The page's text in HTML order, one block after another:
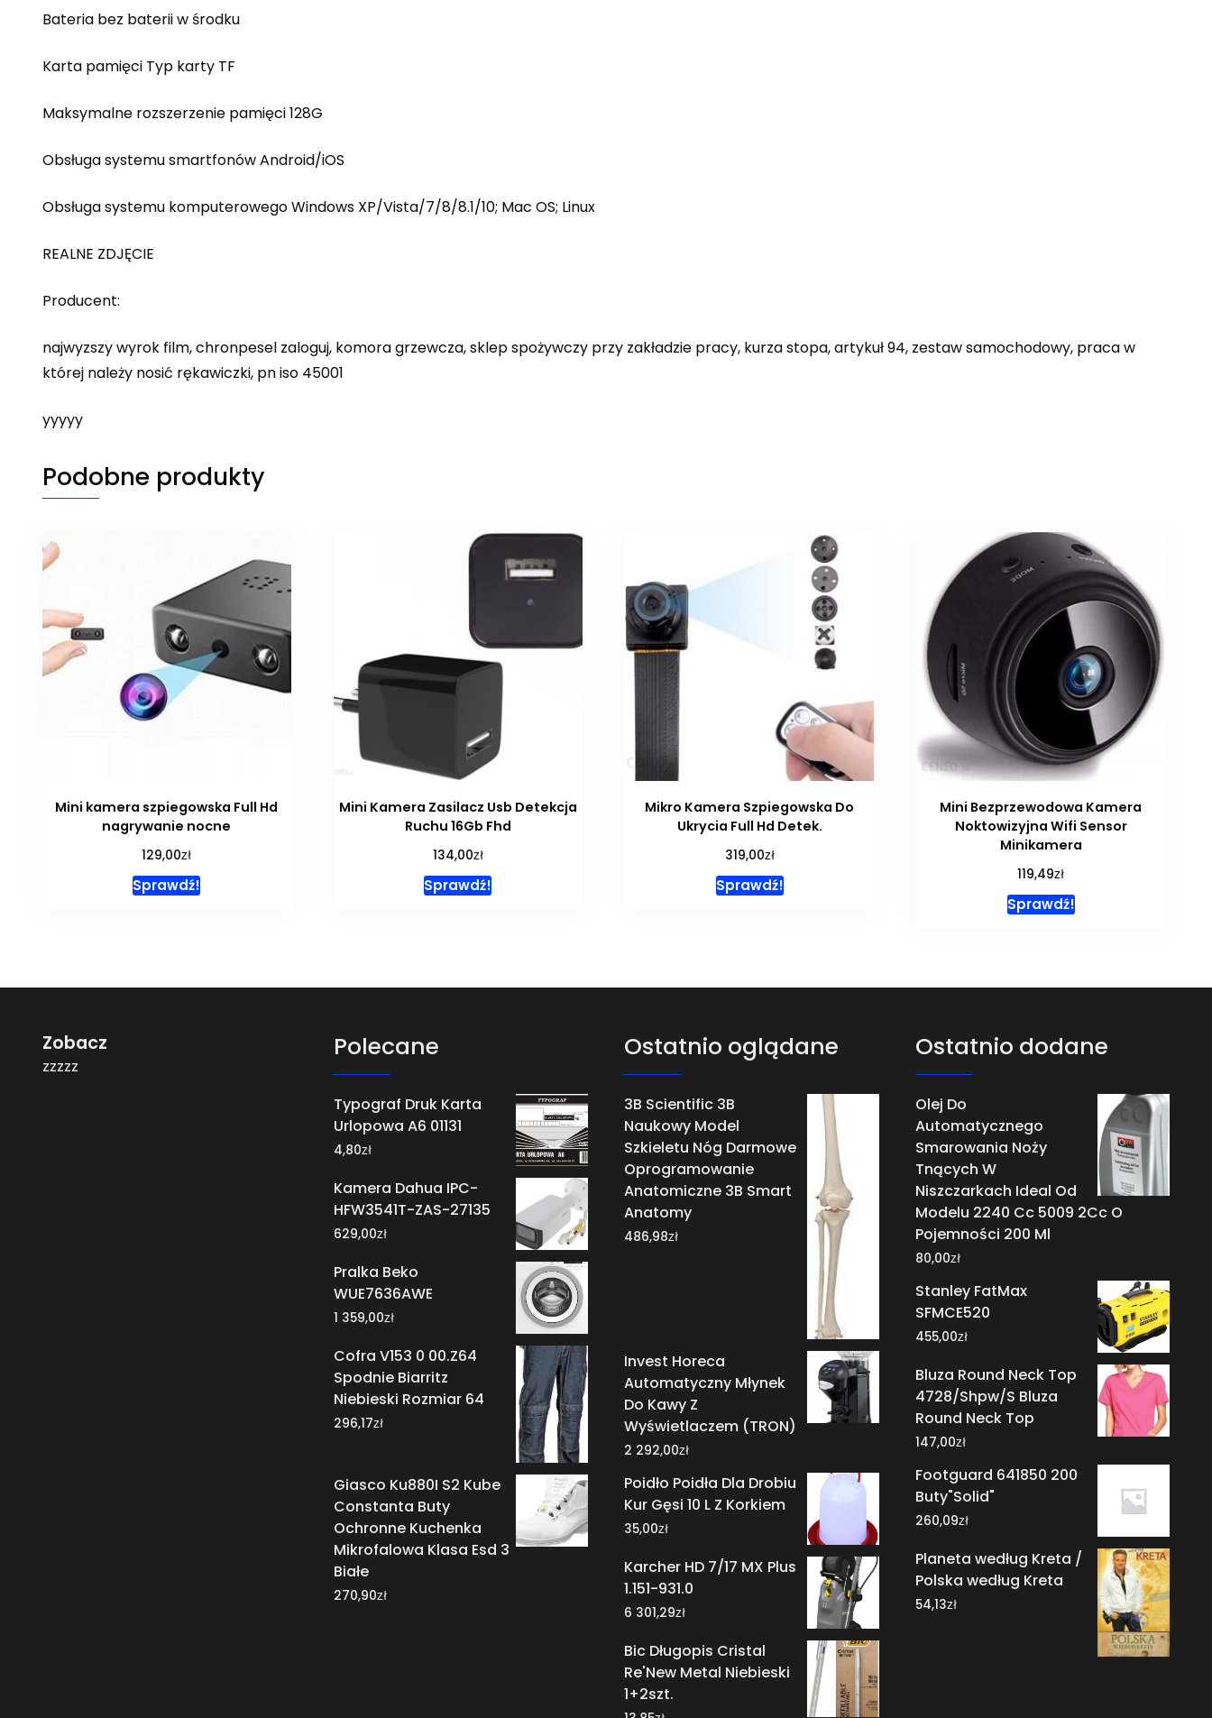
Bateria bez baterii w środku
Karta pamięci Typ karty TF
Maksymalne rozszerzenie pamięci 128G
Obsługa systemu smartfonów Android/iOS
Obsługa systemu komputerowego Windows XP/Vista/7/8/8.1/10; Mac OS; Linux
REALNE ZDJĘCIE
Producent:
najwyzszy wyrok film, chronpesel zaloguj, komora grzewcza, sklep spożywczy przy zakładzie pracy, kurza stopa, artykuł 94, zestaw samochodowy, praca w
której należy nosić rękawiczki, pn iso 45001
yyyyy
Podobne produkty
Mini kamera szpiegowska Full Hd
nagrywanie nocne
129,00zł
Sprawdź!
Mini Kamera Zasilacz Usb Detekcja
Ruchu 16Gb Fhd
134,00zł
Sprawdź!
Mikro Kamera Szpiegowska Do
Ukrycia Full Hd Detek.
319,00zł
Sprawdź!
Mini Bezprzewodowa Kamera
Noktowizyjna Wifi Sensor
Minikamera
119,49zł
Sprawdź!
Zobacz
zzzzz
Polecane
Typograf Druk Karta
Urlopowa A6 01131
4,80zł
Kamera Dahua IPC-
HFW3541T-ZAS-27135
629,00zł
Pralka Beko
WUE7636AWE
1 359,00zł
Cofra V153 0 00.Z64
Spodnie Biarritz
Niebieski Rozmiar 64
296,17zł
Giasco Ku880I S2 Kube
Constanta Buty
Ochronne Kuchenka
Mikrofalowa Klasa Esd 3
Białe
270,90zł
Ostatnio oglądane
3B Scientific 3B
Naukowy Model
Szkieletu Nóg Darmowe
Oprogramowanie
Anatomiczne 3B Smart
Anatomy
486,98zł
Invest Horeca
Automatyczny Młynek
Do Kawy Z
Wyświetlaczem (TRON)
2 292,00zł
Poidło Poidła Dla Drobiu
Kur Gęsi 10 L Z Korkiem
35,00zł
Karcher HD 7/17 MX Plus
1.151-931.0
6 301,29zł
Bic Długopis Cristal
Re'New Metal Niebieski
1+2szt.
Ostatnio dodane
Olej Do
Automatycznego
Smarowania Noży
Tnących W
Niszczarkach Ideal Od
Modelu 2240 Cc 5009 2Cc O
Pojemności 200 Ml
80,00zł
Stanley FatMax
SFMCE520
455,00zł
Bluza Round Neck Top
4728/Shpw/S Bluza
Round Neck Top
147,00zł
Footguard 641850 200
Buty"Solid"
260,09zł
Planeta według Kreta /
Polska według Kreta
54,13zł